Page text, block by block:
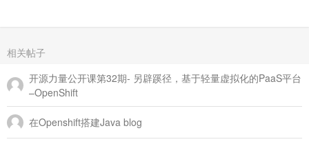
相关帖子
开源力量公开课第32期- 另辟蹊径，基于轻量虚拟化的PaaS平台
–OpenShift
在Openshift搭建Java blog